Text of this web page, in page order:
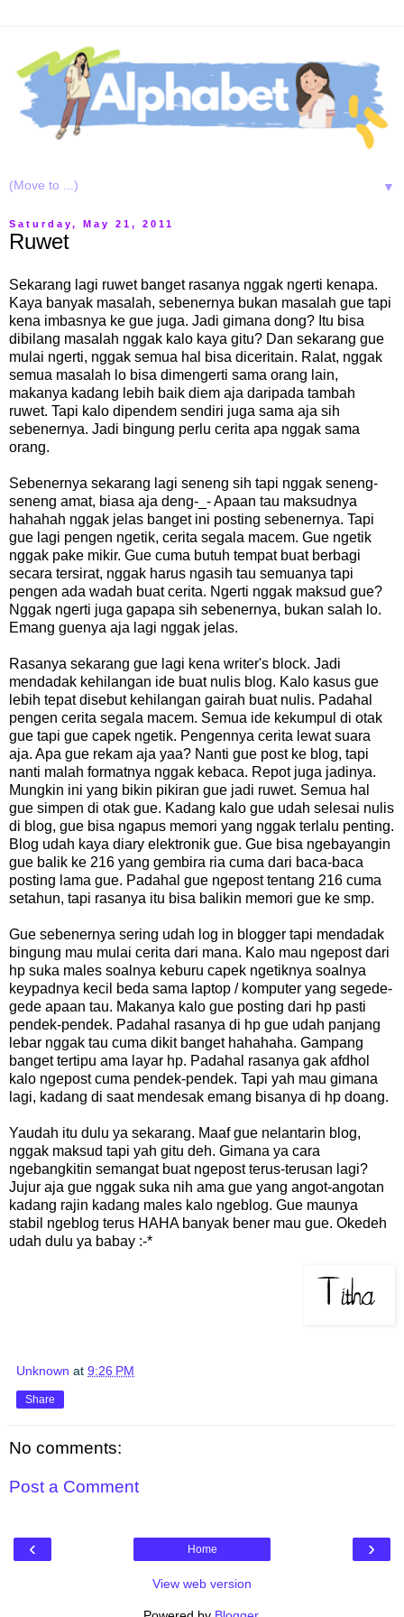
▼
Saturday, May 21, 2011
Ruwet
Sekarang lagi ruwet banget rasanya nggak ngerti kenapa.
Kaya banyak masalah, sebenernya bukan masalah gue tapi
kena imbasnya ke gue juga. Jadi gimana dong? Itu bisa
dibilang masalah nggak kalo kaya gitu? Dan sekarang gue
mulai ngerti, nggak semua hal bisa diceritain. Ralat, nggak
semua masalah lo bisa dimengerti sama orang lain,
makanya kadang lebih baik diem aja daripada tambah
ruwet. Tapi kalo dipendem sendiri juga sama aja sih
sebenernya. Jadi bingung perlu cerita apa nggak sama
orang.
Sebenernya sekarang lagi seneng sih tapi nggak seneng-
seneng amat, biasa aja deng-_- Apaan tau maksudnya
hahahah nggak jelas banget ini posting sebenernya. Tapi
gue lagi pengen ngetik, cerita segala macem. Gue ngetik
nggak pake mikir. Gue cuma butuh tempat buat berbagi
secara tersirat, nggak harus ngasih tau semuanya tapi
pengen ada wadah buat cerita. Ngerti nggak maksud gue?
Nggak ngerti juga gapapa sih sebenernya, bukan salah lo.
Emang guenya aja lagi nggak jelas.
Rasanya sekarang gue lagi kena writer's block. Jadi
mendadak kehilangan ide buat nulis blog. Kalo kasus gue
lebih tepat disebut kehilangan gairah buat nulis. Padahal
pengen cerita segala macem. Semua ide kekumpul di otak
gue tapi gue capek ngetik. Pengennya cerita lewat suara
aja. Apa gue rekam aja yaa? Nanti gue post ke blog, tapi
nanti malah formatnya nggak kebaca. Repot juga jadinya.
Mungkin ini yang bikin pikiran gue jadi ruwet. Semua hal
gue simpen di otak gue. Kadang kalo gue udah selesai nulis
di blog, gue bisa ngapus memori yang nggak terlalu penting.
Blog udah kaya diary elektronik gue. Gue bisa ngebayangin
gue balik ke 216 yang gembira ria cuma dari baca-baca
posting lama gue. Padahal gue ngepost tentang 216 cuma
setahun, tapi rasanya itu bisa balikin memori gue ke smp.
Gue sebenernya sering udah log in blogger tapi mendadak
bingung mau mulai cerita dari mana. Kalo mau ngepost dari
hp suka males soalnya keburu capek ngetiknya soalnya
keypadnya kecil beda sama laptop / komputer yang segede-
gede apaan tau. Makanya kalo gue posting dari hp pasti
pendek-pendek. Padahal rasanya di hp gue udah panjang
lebar nggak tau cuma dikit banget hahahaha. Gampang
banget tertipu ama layar hp. Padahal rasanya gak afdhol
kalo ngepost cuma pendek-pendek. Tapi yah mau gimana
lagi, kadang di saat mendesak emang bisanya di hp doang.
Yaudah itu dulu ya sekarang. Maaf gue nelantarin blog,
nggak maksud tapi yah gitu deh. Gimana ya cara
ngebangkitin semangat buat ngepost terus-terusan lagi?
Jujur aja gue nggak suka nih ama gue yang angot-angotan
kadang rajin kadang males kalo ngeblog. Gue maunya
stabil ngeblog terus HAHA banyak bener mau gue. Okedeh
udah dulu ya babay :-*
Unknown at 9:26 PM
Share
No comments:
Post a Comment
‹ ›
Home
View web version